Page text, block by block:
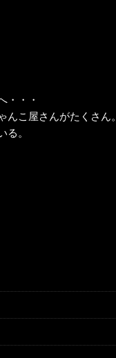
・・・
こ屋さんがたくさん。
。